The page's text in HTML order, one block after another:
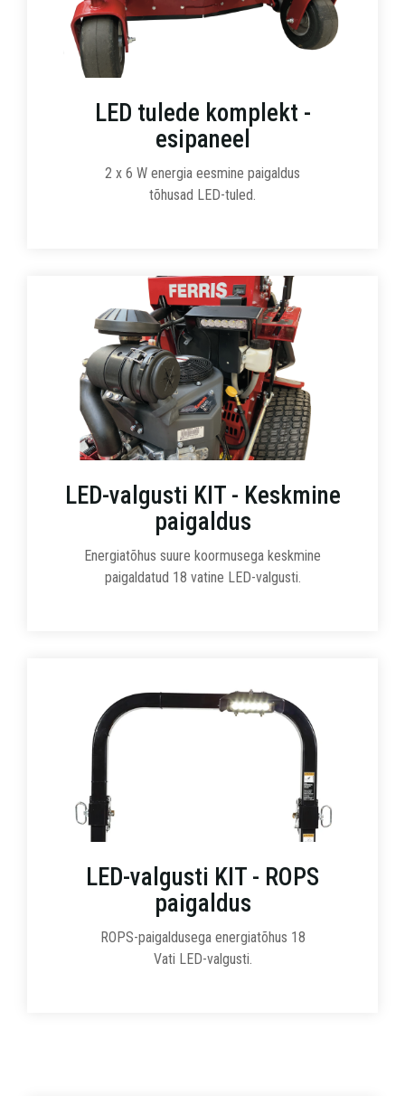
LED tulede komplekt -
esipaneel
2 x 6 W energia eesmine paigaldus
tõhusad LED-tuled.
LED-valgusti KIT - Keskmine
paigaldus
Energiatõhus suure koormusega keskmine
paigaldatud 18 vatine LED-valgusti.
LED-valgusti KIT - ROPS
paigaldus
ROPS-paigaldusega energiatõhus 18
Vati LED-valgusti.